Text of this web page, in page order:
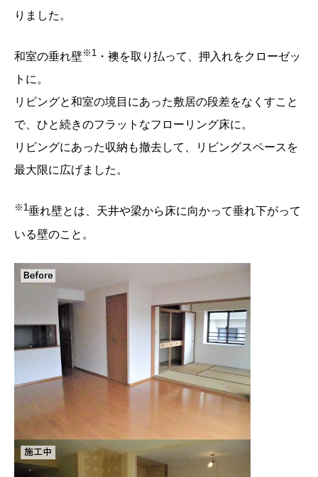
りました。
和室の垂れ壁※ 1 ・襖を取り払って、押入れをクローゼッ
トに。
リビングと和室の境目にあった敷居の段差をなくすこと
で、ひと続きのフラットなフローリング床に。
リビングにあった収納も撤去して、リビングスペースを
最大限に広げました。
※ 1垂れ壁とは、天井や梁から床に向かって垂れ下がって
いる壁のこと。